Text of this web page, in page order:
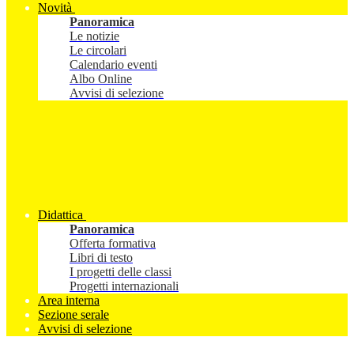
Novità
Panoramica
Le notizie
Le circolari
Calendario eventi
Albo Online
Avvisi di selezione
Didattica
Panoramica
Offerta formativa
Libri di testo
I progetti delle classi
Progetti internazionali
Area interna
Sezione serale
Avvisi di selezione